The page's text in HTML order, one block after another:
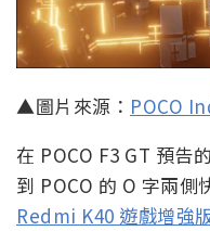
▲圖片來源： POCO
在 POCO F3 GT 預告
到 POCO 的 O 字兩側
Redmi K40 遊戲增強